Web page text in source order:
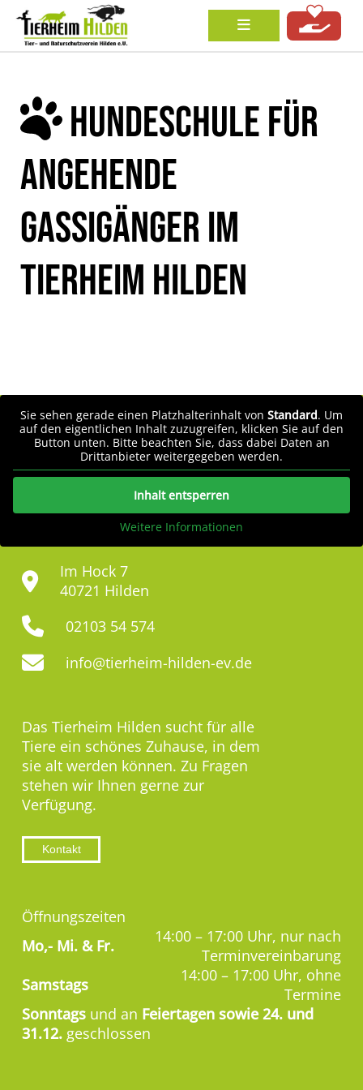
HUNDESCHULE FÜR
ANGEHENDE
GASSIGÄNGER IM
TIERHEIM HILDEN
Sie sehen gerade einen Platzhalterinhalt von Standard. Um
auf den eigentlichen Inhalt zuzugreifen, klicken Sie auf den
Button unten. Bitte beachten Sie, dass dabei Daten an
Drittanbieter weitergegeben werden.
Inhalt entsperren
Weitere Informationen
Im Hock 7
40721 Hilden
02103 54 574
info@tierheim-hilden-ev.de
Das Tierheim Hilden sucht für alle
Tiere ein schönes Zuhause, in dem
sie alt werden können. Zu Fragen
stehen wir Ihnen gerne zur
Verfügung.
Kontakt
Öffnungszeiten
Mo,- Mi. & Fr.
14:00 – 17:00 Uhr, nur nach
Terminvereinbarung
Samstags
14:00 – 17:00 Uhr, ohne
Termine
Sonntags und an Feiertagen sowie 24. und
31.12. geschlossen